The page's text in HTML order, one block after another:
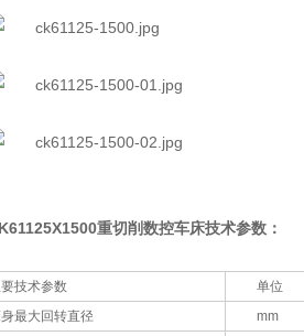
重切削数控车床技术参数：
技术参数 单位
最大回转直径
mm